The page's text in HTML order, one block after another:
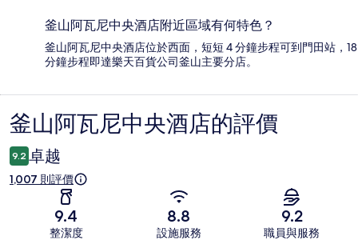
釜山阿瓦尼中央酒店附近區域有何特色？
釜山阿瓦尼中央酒店位於西面，短短 4 分鐘步程可到門田站，18
分鐘步程即達樂天百貨公司釜山主要分店。
評
價
釜山阿瓦尼中央酒店的評價
9.2 卓越
1,007 則評價
9.4
整潔度
8.8
設施服務
9.2
職員與服務